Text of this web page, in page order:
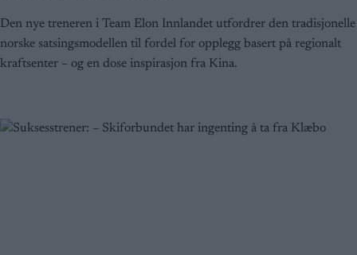
Den nye treneren i Team Elon Innlandet utfordrer den tradisjonelle
norske satsingsmodellen til fordel for opplegg basert på regionalt
kraftsenter – og en dose inspirasjon fra Kina.